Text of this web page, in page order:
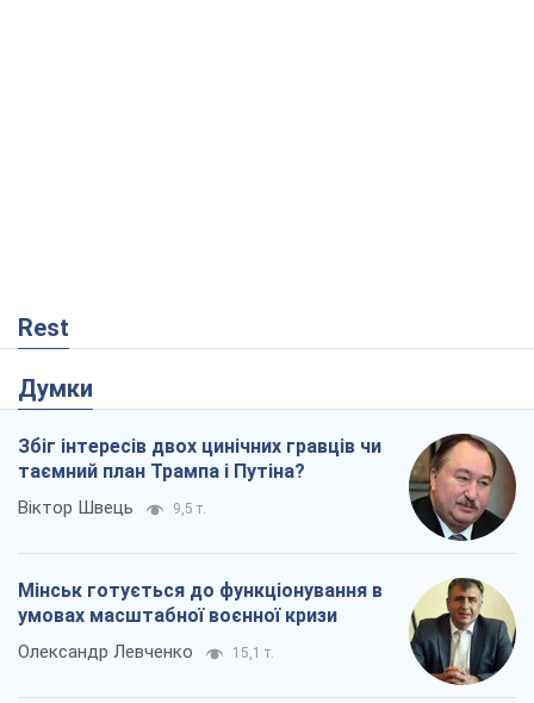
Rest
Думки
Збіг інтересів двох цинічних гравців чи
таємний план Трампа і Путіна?
Віктор Швець 9,5 т.
Мінськ готується до функціонування в
умовах масштабної воєнної кризи
Олександр Левченко 15,1 т.